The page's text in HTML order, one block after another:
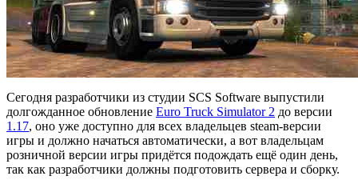
Сегодня разработчики из студии SCS Software выпустили
долгожданное обновление Euro Truck Simulator 2 до версии
1.17, оно уже доступно для всех владельцев steam-версии
игры и должно начаться автоматически, а вот владельцам
розничной версии игры придётся подождать ещё один день,
так как разработчики должны подготовить сервера и сборку.